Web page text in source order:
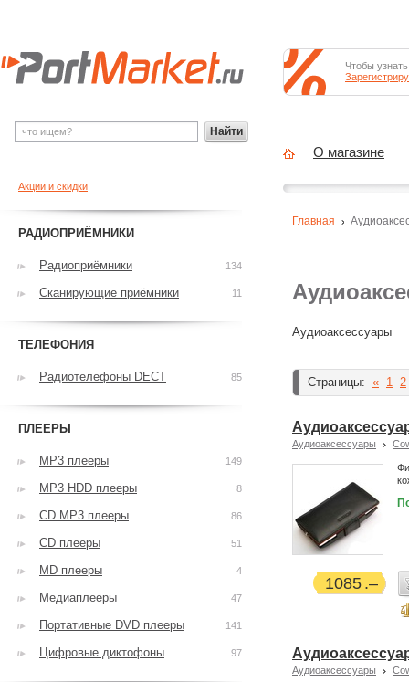
Аудиоаксессуары
Страницы: « 1 2
Аудиоаксессуары
1085
Аудиоаксессуары
Главная
Акции и скидки
РАДИОПРИЁМНИКИ
Радиоприёмники 134
Сканирующие приёмники 11
ТЕЛЕФОНИЯ
Радиотелефоны DECT 85
ПЛЕЕРЫ
MP3 плееры 149
MP3 HDD плееры 8
CD MP3 плееры 86
CD плееры 51
MD плееры 4
Медиаплееры 47
Портативные DVD плееры 141
Цифровые диктофоны 97
Найти
Чтобы
О магазине